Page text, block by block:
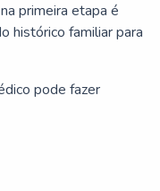
primeira etapa é
histórico familiar para
pode fazer